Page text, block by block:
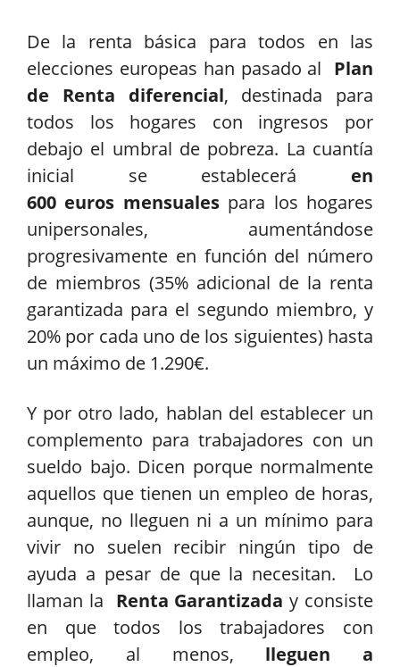
De la renta básica para todos en las
elecciones europeas han pasado al Plan
de Renta diferencial, destinada para
todos los hogares con ingresos por
debajo el umbral de pobreza. La cuantía
inicial se establecerá en
600 euros mensualespara los hogares
unipersonales, aumentándose
progresivamente en función del número
de miembros (35% adicional de la renta
garantizada para el segundo miembro, y
20% por cada uno de los siguientes) hasta
un máximo de 1.290€.
Y por otro lado, hablan del establecer un
complemento para trabajadores con un
sueldo bajo. Dicen porque normalmente
aquellos que tienen un empleo de horas,
aunque, no lleguen ni a un mínimo para
vivir no suelen recibir ningún tipo de
ayuda a pesar de que la necesitan. Lo
llaman la Renta Garantizada y consiste
en que todos los trabajadores con
empleo, al menos, lleguen a